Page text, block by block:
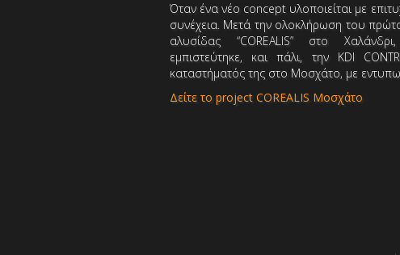
Όταν ένα νέο concept υλοποιείται με
συνέχεια. Μετά την ολοκλήρωση του
αλυσίδας “COREALIS” στο
εμπιστεύτηκε, και πάλι, την KDI
καταστήματός της στο Μοσχάτο, με
Δείτε το project COREALIS Μοσχάτο